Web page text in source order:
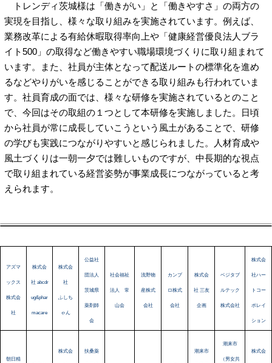
トレンディ茨城様は「働きがい」と「働きやすさ」の両方の
実現を目指し、様々な取り組みを実施されています。例えば、
業務改革による有給休暇取得率向上や「健康経営優良法人ブラ
イト500」の取得など働きやすい職場環境づくりに取り組まれて
います。また、社員が主体となって配送ルートの標準化を進め
るなどやりがいを感じることができる取り組みも行われていま
す。社員育成の面では、様々な研修を実施されているとのこと
で、今回はその取組の１つとして本研修を実施しました。日頃
から社員が常に成長していこうという風土があることで、研修
の学びも実践につながりやすいと感じられました。人材育成や
風土づくりは一朝一夕では難しいものですが、中長期的な視点
で取り組まれている経営姿勢が事業成長につながっていると考
えられます。
アズマ
ックス
株式会
社
株式会
社 abcdr
ug&phar
macare
株式会
社
ふしち
ゃん
公益社
団法人
茨城県
薬剤師
会
社会福祉
法人 常
山会
浅野物
産株式
会社
カンプ
ロ株式
会社
株式会
社 三友
企画
ベジタブ
ルテック
株式会社
株式会
社ハー
トコー
ポレイ
ション
朝日精
株式会 扶桑薬 潮来市
潮来市
（男女共
株式会